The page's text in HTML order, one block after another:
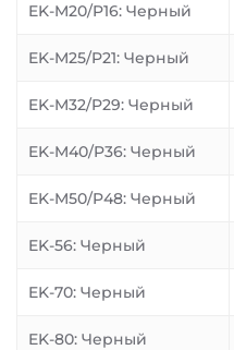
EK-M20/P16: Черный
EK-M25/P21: Черный
EK-M32/P29: Черный
EK-M40/P36: Черный
EK-M50/P48: Черный
EK-56: Черный
EK-70: Черный
EK-80: Черный